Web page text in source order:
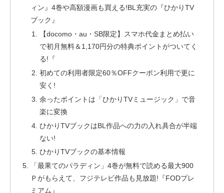
ィン』4巻や高額漫画も買える!BL充実の『ひかりTV
ブック』
【docomo・au・SB限定】スマホ代金まとめ払い
で初月無料＆1,170円分の特典ポイントがついてく
る!『
初めての利用者限定60％OFFクーポン利用で更に
安く!
余ったポイントは「ひかりTVミュージック」で音
楽に変換
ひかりTVブックはBL作品への力の入れ具合が半端
ない!
ひかりTVブックの基本情報
「最果てのパラディン」4巻が無料で読める最大900
Ｐがもらえて、フジテレビ作品も見放題!『FODプレ
ミアム』